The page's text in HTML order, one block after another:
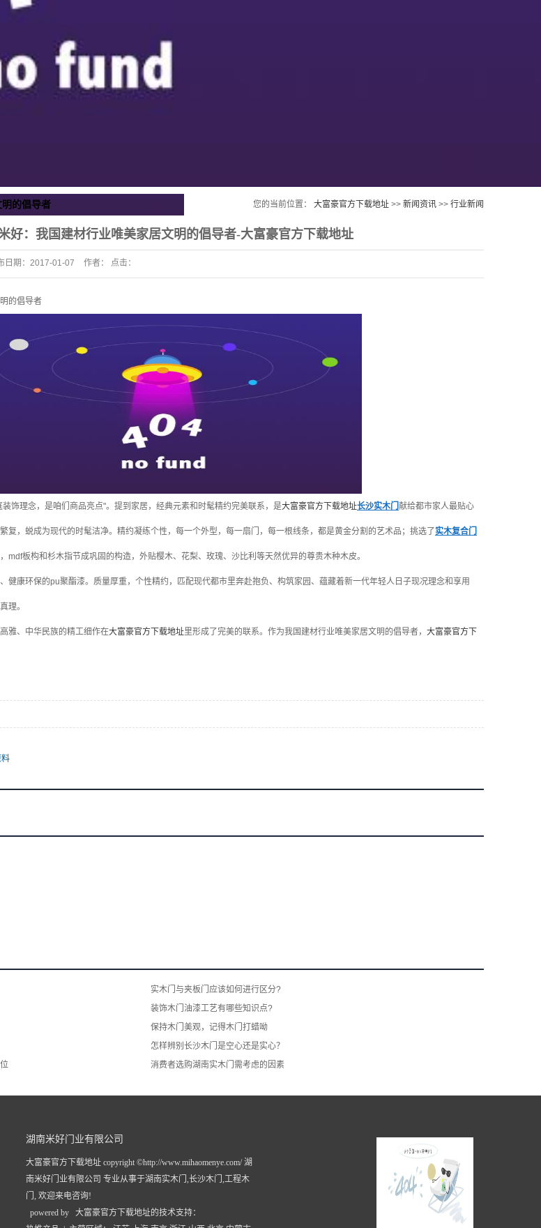
的倡导者 您的当前位置： 大富豪官方下载地址 >> 新闻资讯 >> 行业新闻
好：我国建材行业唯美家居文明的倡导者-大富豪官方下载地址
日期： 2017-01-07 作者： 点击：
的倡导者
饰理念，是咱们商品亮点"。提到家居，经典元素和时髦精约完美联系，是大富豪官方下载地址长沙实木门献给都市家人最贴心
复，蜕成为现代的时髦洁净。精约凝练个性，每一个外型，每一扇门，每一根线条，都是黄金分割的艺术品；挑选了实木复合门
mdf板构和杉木指节成巩固的构造，外贴樱木、花梨、玫瑰、沙比利等天然优异的尊贵木种木皮。
健康环保的pu聚酯漆。质量厚重，个性精约，匹配现代都市里奔赴抱负、构筑家园、蕴藏着新一代年轻人日子现况理念和享用
理。
雅、中华民族的精工细作在大富豪官方下载地址里形成了完美的联系。作为我国建材行业唯美家居文明的倡导者， 大富豪官方下
实木门与夹板门应该如何进行区分?
装饰木门油漆工艺有哪些知识点?
保持木门美观，记得木门打蜡呦
怎样辨别长沙木门是空心还是实心？
消费者选购湖南实木门​需考虑的因素
湖南米好门业有限公司
大富豪官方下载地址 copyright ©http://www.mihaomenye.com/ 湖
南米好门业有限公司 专业从事于湖南实木门 ,长沙木门 ,工程木
门 , 欢迎来电咨询!
powered by 大富豪官方下载地址的技术支持：